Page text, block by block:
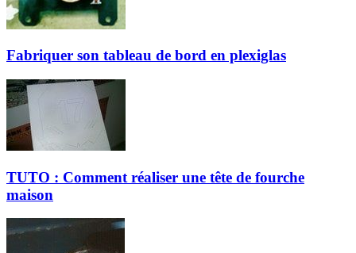
Fabriquer son tableau de bord en plexiglas
TUTO : Comment réaliser une tête de fourche
maison